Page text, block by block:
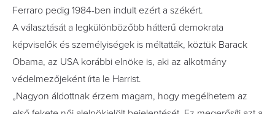
Ferraro pedig 1984-ben indult ezért a székért.
A választását a legkülönbözőbb hátterű demokrata
képviselők és személyiségek is méltatták, köztük Barack
Obama, az USA korábbi elnöke is, aki az alkotmány
védelmezőjeként írta le Harrist.
„Nagyon áldottnak érzem magam, hogy megélhetem az